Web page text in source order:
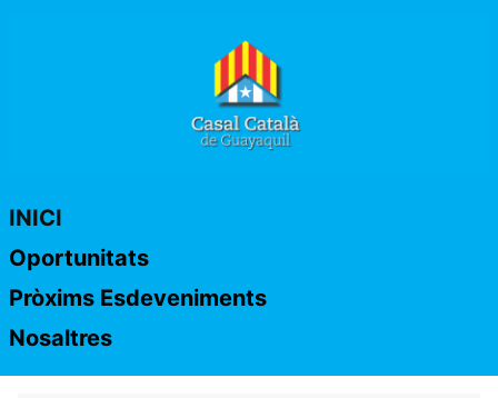
INICI
Oportunitats
Pròxims Esdeveniments
Nosaltres